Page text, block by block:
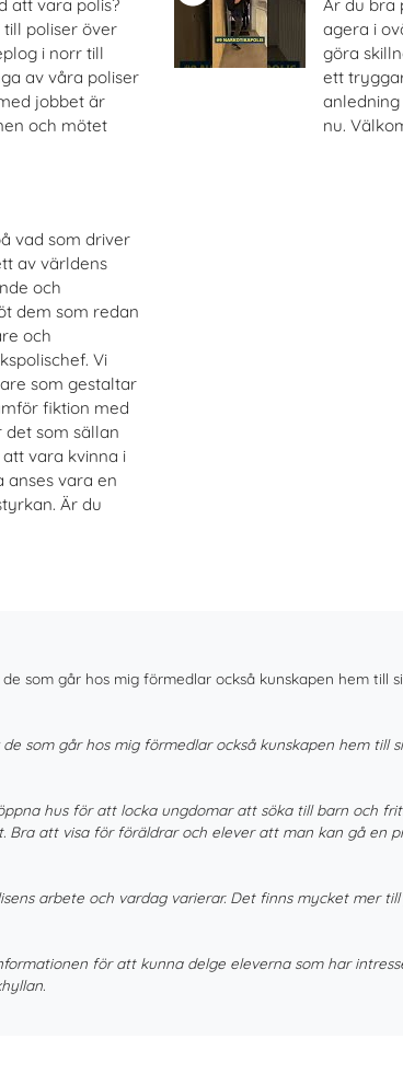
att vara polis?
poliser över
i norr till
av våra poliser
jobbet är
och mötet
Är du bra
agera i
göra
ett
nu.
vad som driver
av världens
och
dem som redan
och
Vi
som gestaltar
fiktion med
som sällan
vara kvinna i
anses vara en
Är du
som går hos mig förmedlar också kunskapen hem till
som går hos mig förmedlar också kunskapen hem till
hus för att locka ungdomar att söka till barn och
Bra att visa för föräldrar och elever att man kan gå en
arbete och vardag varierar. Det finns mycket mer
för att kunna delge eleverna som har